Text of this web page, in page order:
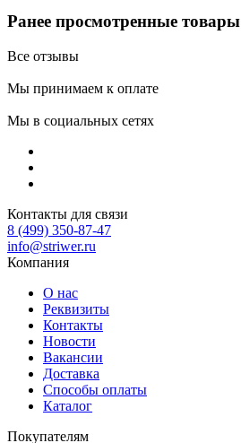
Ранее просмотренные товары
Все отзывы
Мы принимаем к оплате
Мы в социальных сетях
Контакты для связи
8 (499) 350-87-47
info@striwer.ru
Компания
О нас
Реквизиты
Контакты
Новости
Вакансии
Доставка
Способы оплаты
Каталог
Покупателям